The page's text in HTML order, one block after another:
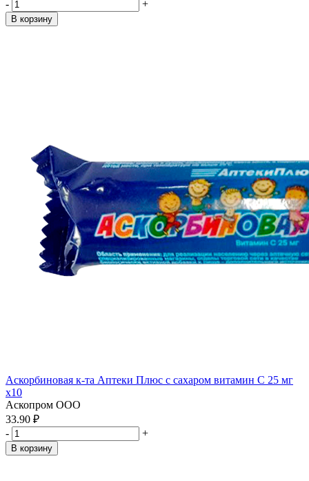
- +
В корзину
Аскорбиновая к-та Аптеки Плюс с сахаром витамин С 25 мг
x10
Аскопром ООО
33.90 ₽
-
+
В корзину